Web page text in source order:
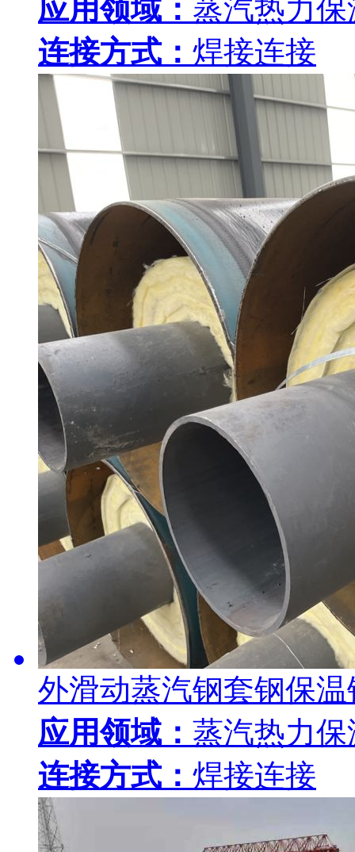
应用领域： 蒸汽热力保
连接方式： 焊接连接
外滑动蒸汽钢套钢保温
应用领域： 蒸汽热力保
连接方式： 焊接连接